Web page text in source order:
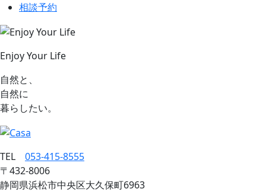
相談予約
Enjoy Your Life
自然と、
自然に
暮らしたい。
TEL 053‐415‐8555
〒432‐8006
静岡県浜松市中央区大久保町6963